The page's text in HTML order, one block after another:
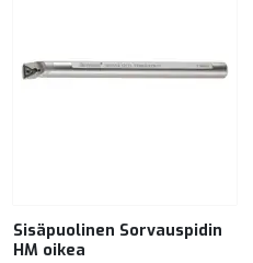
Sisäpuolinen Sorvauspidin
HM oikea